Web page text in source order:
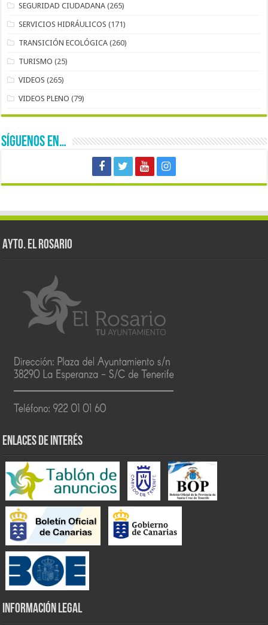
SEGURIDAD CIUDADANA (265)
SERVICIOS HIDRÁULICOS (171)
TRANSICIÓN ECOLÓGICA (260)
TURISMO (25)
VIDEOS (265)
VIDEOS PLENO (79)
SÍGUENOS EN…
AYTO. EL ROSARIO
ENLACES DE INTERÉS
INFORMACIÓN LEGAL